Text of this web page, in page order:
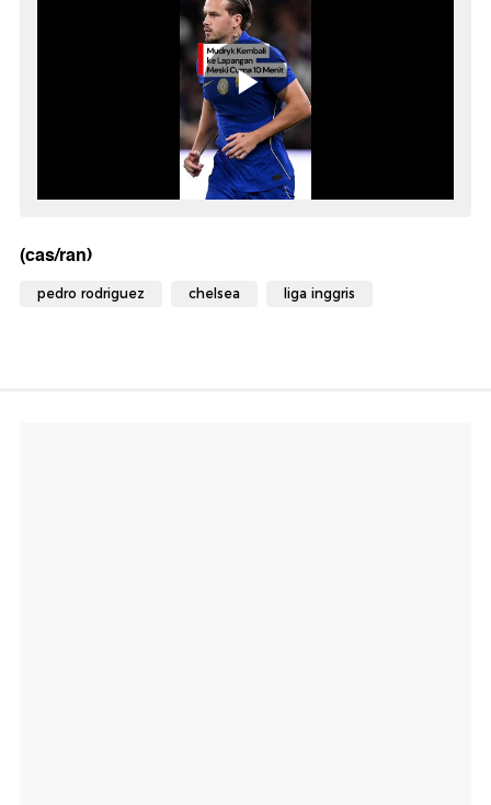
(cas/ran)
pedro rodriguez chelsea liga inggris